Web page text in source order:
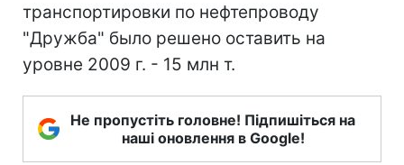
транспортировки по нефтепроводу
"Дружба" было решено оставить на
уровне 2009 г. - 15 млн т.
Не пропустіть головне! Підпишіться на
наші оновлення в Google!